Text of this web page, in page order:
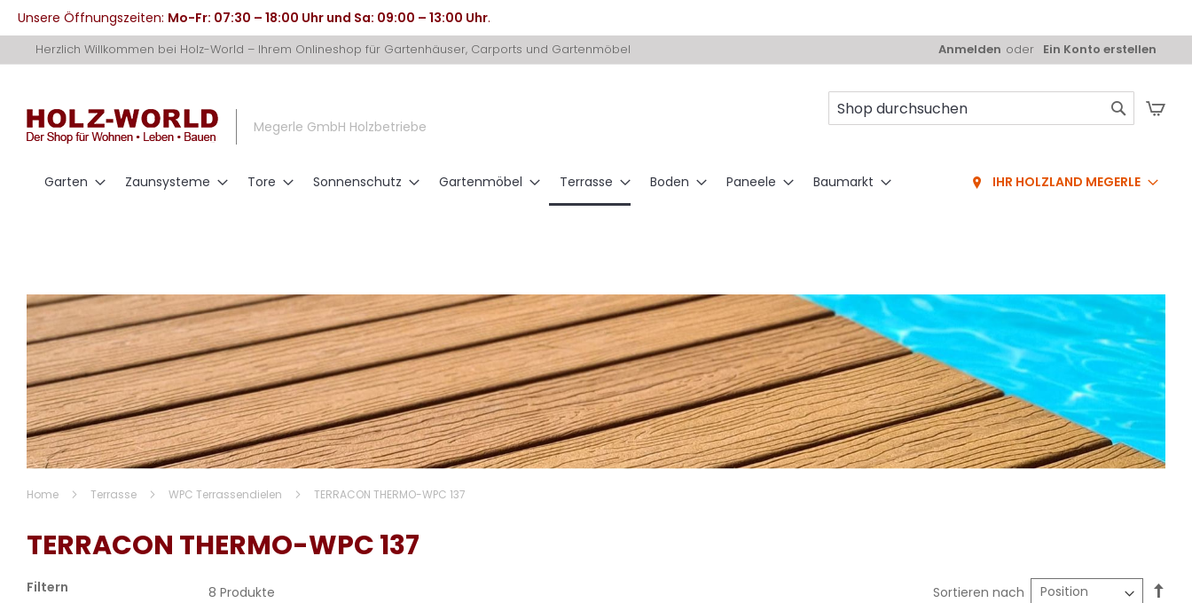
Unsere Öffnungszeiten: Mo-Fr: 07:30 – 18:00 Uhr und Sa: 09:00 – 13:00 Uhr.
zum
Herzlich Willkommen bei Holz-World – Ihrem Onlineshop für Gartenhäuser, Carports und Gartenmöbel Anmelden Ein Konto erstellen
Megerle GmbH Holzbetriebe
Garten Zaunsysteme Tore Sonnenschutz Gartenmöbel Terrasse Boden Paneele Baumarkt IHR HOLZLAND MEGERLE
Home Terrasse WPC Terrassendielen TERRACON THERMO-WPC 137
TERRACON THERMO-WPC 137
8 Produkte Sortieren nach
Filtern